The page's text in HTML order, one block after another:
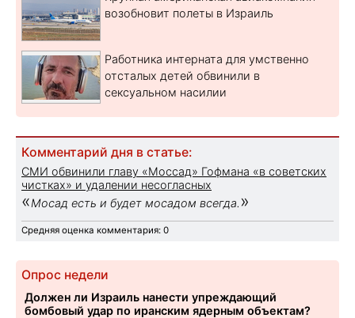
возобновит полеты в Израиль
Работника интерната для умственно
отсталых детей обвинили в
сексуальном насилии
Комментарий дня в статье:
СМИ обвинили главу «Моссад» Гофмана «в советских
чистках» и удалении несогласных
«Мосад есть и будет мосадом всегда. »
Средняя оценка комментария: 0
Опрос недели
Должен ли Израиль нанести упреждающий
бомбовый удар по иранским ядерным объектам?